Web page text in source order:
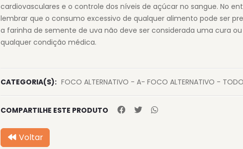
cardiovasculares e o controle dos níveis de açúcar no sangue. No
lembrar que o consumo excessivo de qualquer alimento pode ser
a farinha de semente de uva não deve ser considerada uma cura
qualquer condição médica.
CATEGORIA(S): FOCO ALTERNATIVO - A- FOCO ALTERNATIVO -
COMPARTILHE ESTE PRODUTO
Voltar